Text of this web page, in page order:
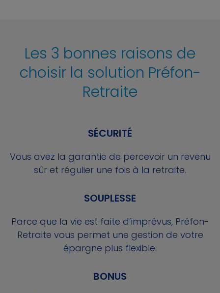
Les 3 bonnes raisons de
choisir la solution Préfon-
Retraite
SÉCURITÉ
Vous avez la garantie de percevoir un revenu
sûr et régulier une fois à la retraite.
SOUPLESSE
Parce que la vie est faite d’imprévus, Préfon-
Retraite vous permet une gestion de votre
épargne plus flexible.
BONUS